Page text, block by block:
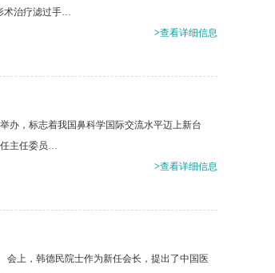
术治疗滤过手…
>查看详细信息
举办，标志着我国鼻科学国际交流水平迈上新台
任主任委员…
>查看详细信息
会上，韩德民院士作为新任会长，提出了中国医